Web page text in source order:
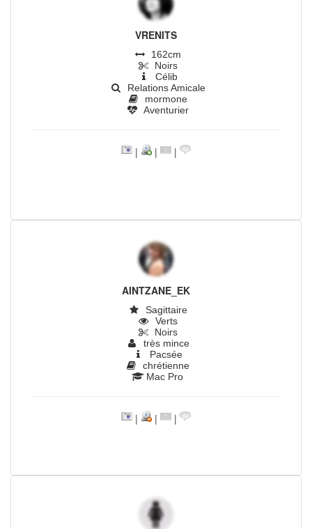
VRENITS
162cm
Noirs
Célib
Relations Amicale
mormone
Aventurier
| | |
AINTZANE_EK
Sagittaire
Verts
Noirs
très mince
Pacsée
chrétienne
Mac Pro
| | |